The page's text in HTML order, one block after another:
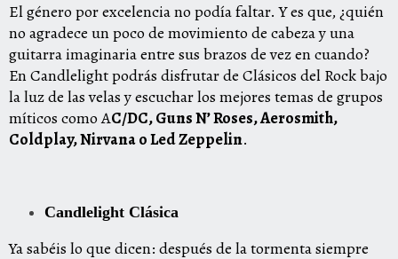
El género por excelencia no podía faltar. Y es que, ¿quién
no agradece un poco de movimiento de cabeza y una
guitarra imaginaria entre sus brazos de vez en cuando?
En Candlelight podrás disfrutar de Clásicos del Rockbajo
la luz de las velas y escuchar los mejores temas de grupos
míticos como AC/DC, Guns N’ Roses, Aerosmith,
Coldplay, Nirvana o Led Zeppelin.
Candlelight Clásica
Ya sabéis lo que dicen: después de la tormenta siempre